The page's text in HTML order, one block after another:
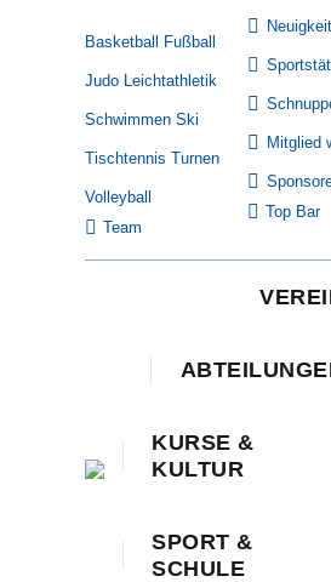
Basketball Fußball
Judo Leichtathletik
Schwimmen Ski
Tischtennis Turnen
Volleyball
Team
Mitglied
Top Bar
KURSE &
KULTUR
SPORT &
SCHULE